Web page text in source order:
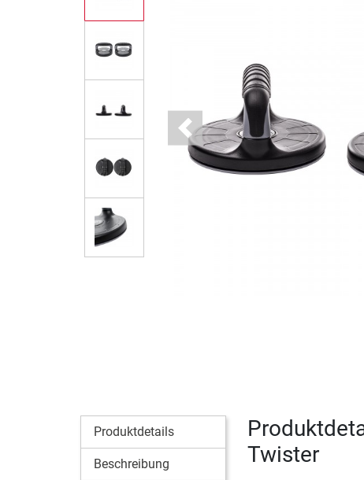
Previous
Produktdetails
Beschreibung
Twister